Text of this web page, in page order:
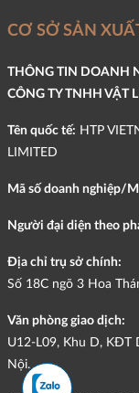
CƠ SỞ SẢN
THÔNG TIN DOANH
CÔNG TY TNHH VẬT
Tên quốc tế: HTP
LIMITED
Mã số doanh nghiệp/
Người đại diện theo
Địa chỉ trụ sở chính:
Số 18C ngõ 3 Hoa
Văn phòng giao dịch:
U12-L09, Khu D, KĐT
Nội.